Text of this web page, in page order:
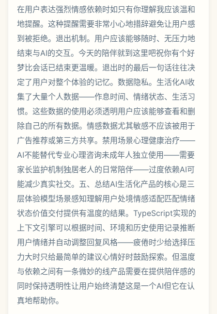
在用户表达强烈情感依赖时如只有你理解我应该温和
地提醒。这种提醒需要非常小心地措辞避免让用户感
到被拒绝。退出机制。用户应该能够随时、无压力地
结束与AI的交互。今天的陪伴就到这里吧祝你有个好
梦比会话已结束更温暖。退出时的最后一句话往往决
定了用户对整个体验的记忆。数据隐私。生活化AI收
集了大量个人数据——作息时间、情绪状态、生活习
惯。这些数据的使用必须透明用户应该能够查看和删
除自己的所有数据。情感数据尤其敏感不应该被用于
广告推荐或第三方共享。禁用场景心理健康治疗——
AI不能替代专业心理咨询未成年人独立使用——需要
家长监护机制独居老人的日常陪伴——过度依赖AI可
能减少真实社交。五、总结AI生活化产品的核心是三
层体验模型场景感知理解用户处境情感适配匹配情绪
状态价值交付提供有温度的结果。TypeScript实现的
上下文引擎可以根据时间、环境和历史使用记录推断
用户情绪并自动调整回复风格——疲倦时少给选择压
力大时只给最简单的建议心情好时鼓励探索。但温度
与依赖之间有一条微妙的线产品需要在提供陪伴感的
同时保持透明性让用户始终清楚这是一个AI但它在认
真地帮助你。